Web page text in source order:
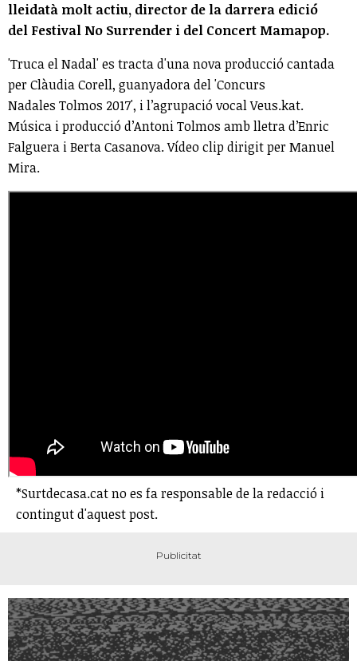
lleidatà molt actiu, director de la darrera edició
del Festival No Surrender i del Concert Mamapop.
'Truca el Nadal' es tracta d'una nova producció cantada
per Clàudia Corell, guanyadora del 'Concurs
Nadales Tolmos 2017', i l’agrupació vocal Veus.kat.
Música i producció d’Antoni Tolmos amb lletra d’Enric
Falguera i Berta Casanova. Vídeo clip dirigit per Manuel
Mira.
*Surtdecasa.cat no es fa responsable de la redacció i
contingut d'aquest post.